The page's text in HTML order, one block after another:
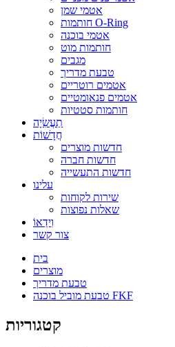
אטמי שמן
חותמות O-Ring
אטמי בוכנה
חותמות מוט
מגבים
טבעת מדריך
אטמים רוטריים
אטמים פנאומטיים
חותמות סטטיות
תַעֲשִׂיָה
חֲדָשׁוֹת
חדשות מוצרים
חדשות חברה
חדשות התעשייה
עלינו
שירות לקוחות
שאלות נפוצות
וִידֵאוֹ
צור קשר
בית
מוצרים
טבעת מדריך
טבעת מוביל בוכנה FKF
קטגוריות